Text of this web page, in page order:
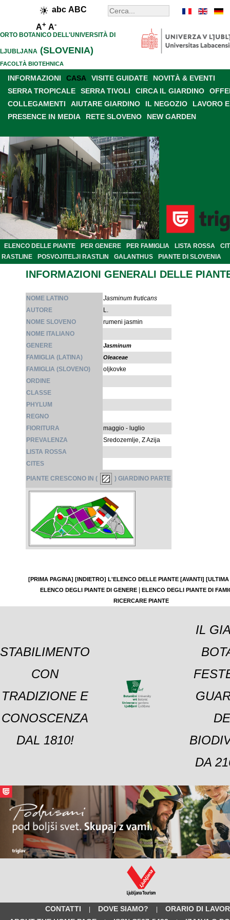
abc ABC
A+ A-
ORTO BOTANICO DELL'UNIVERSITÀ DI
LJUBLJANA (SLOVENIA)
FACOLTÀ BIOTEHNICA
INFORMAZIONI CASA VISITE GUIDATE
NOVITÀ & EVENTI
SERRA TROPICALE
SERRA TIVOLI CIRCA IL GIARDINO
COLLEGAMENTI
AIUTARE GIARDINO IL NEGOZIO
LAVORO
PRESENCE IN MEDIA
RETE SLOVENO NEW GARDEN
ELENCO DELLE PIANTE PER GENERE PER FAMIGLIA LISTA ROSSA
RASTLINE
POSVOJITELJI RASTLIN GALANTHUS PIANTE DI SLOVENIA
INFORMAZIONI GENERALI DELLE
NOME LATINO
Jasminum fruticans
AUTORE
L.
NOME SLOVENO
rumeni jasmin
NOME ITALIANO
GENERE
Jasminum
FAMIGLIA (LATINA) Oleaceae
FAMIGLIA (SLOVENO)
oljkovke
ORDINE
CLASSE
PHYLUM
REGNO
FIORITURA
maggio - luglio
PREVALENZA
Sredozemlje, Z Azija
LISTA ROSSA
CITES
PIANTE CRESCONO IN ( ) GIARDINO PARTE
[PRIMA PAGINA] [INDIETRO] L'ELENCO DELLE PIANTE [AVANTI]
ELENCO DEGLI PIANTE DI GENERE
ELENCO DEGLI PIANTE DI
RICERCARE PIANTE
STABILIMENTO
CON
TRADIZIONE E
CONOSCENZA
DAL 1810!
IL
DA
CONTATTI | DOVE SIAMO? |
ORARIO DI